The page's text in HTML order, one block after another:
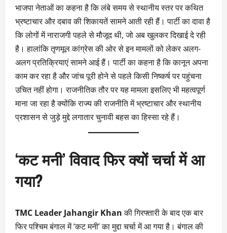
भाजपा नेताओं का कहना है कि लंबे समय से स्थानीय स्तर पर कथित
भ्रष्टाचार और दबाव की शिकायतें सामने आती रही हैं। पार्टी का दावा है
कि लोगों में नाराजगी पहले से मौजूद थी, जो अब खुलकर दिखाई दे रही
है। हालांकि तृणमूल कांग्रेस की ओर से इन मामलों को लेकर अलग-
अलग प्रतिक्रियाएं सामने आई हैं। पार्टी का कहना है कि कानून अपना
काम कर रहा है और जांच पूरी होने से पहले किसी निष्कर्ष पर पहुंचना
उचित नहीं होगा। राजनीतिक तौर पर यह मामला इसलिए भी महत्वपूर्ण
माना जा रहा है क्योंकि राज्य की राजनीति में भ्रष्टाचार और स्थानीय
प्रशासन से जुड़े मुद्दे लगातार चुनावी बहस का हिस्सा रहे हैं।
‘कट मनी’ विवाद फिर क्यों चर्चा में आ
गया?
TMC Leader Jahangir Khanकी गिरफ्तारी के बाद एक बार
फिर पश्चिम बंगाल में ‘कट मनी’ का मुद्दा चर्चा में आ गया है। बंगाल की